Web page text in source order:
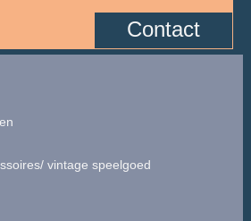
Contact
vintage speelgoed